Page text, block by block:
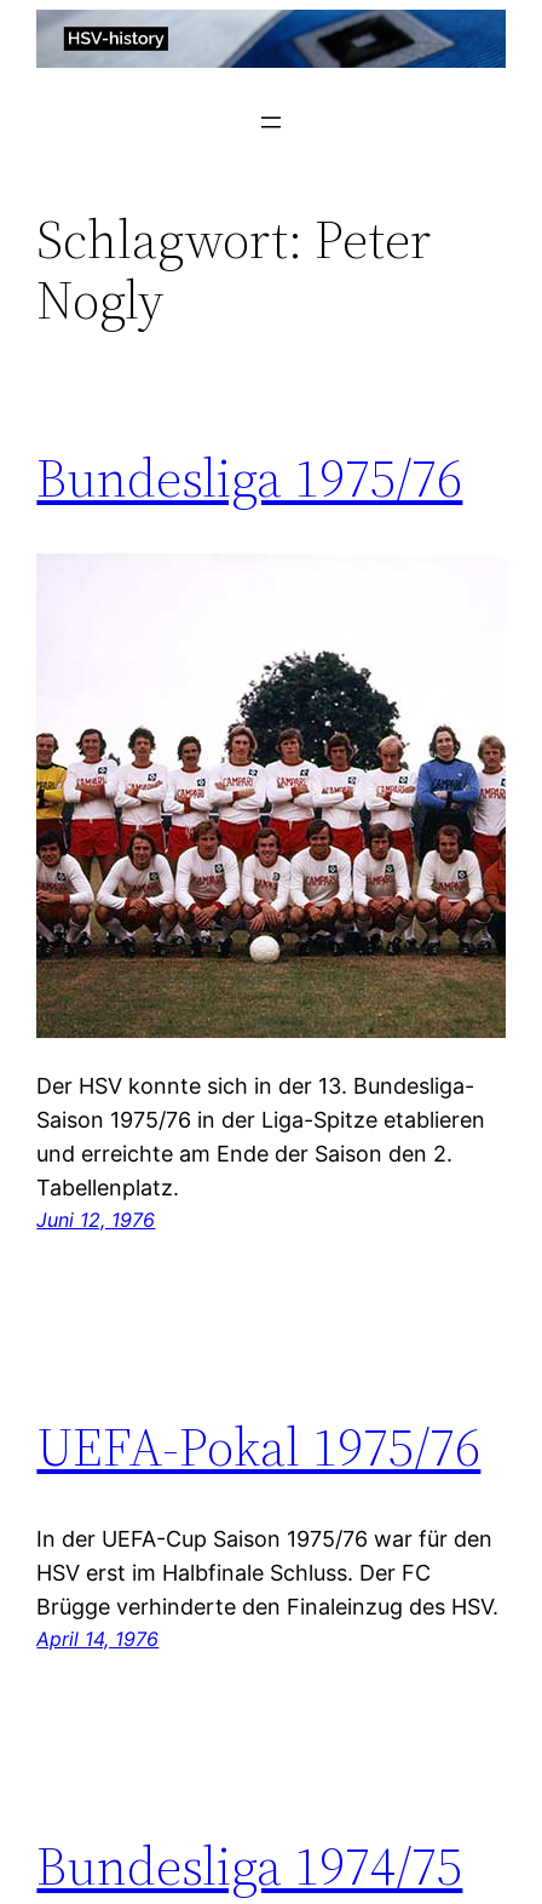
Zum
Inhalt
Schlagwort: Peter
Nogly
Bundesliga 1975/76
Der HSV konnte sich in der 13. Bundesliga-
Saison 1975/76 in der Liga-Spitze etablieren
und erreichte am Ende der Saison den 2.
Tabellenplatz.
Juni 12, 1976
UEFA-Pokal 1975/76
In der UEFA-Cup Saison 1975/76 war für den
HSV erst im Halbfinale Schluss. Der FC
Brügge verhinderte den Finaleinzug des HSV.
April 14, 1976
Bundesliga 1974/75